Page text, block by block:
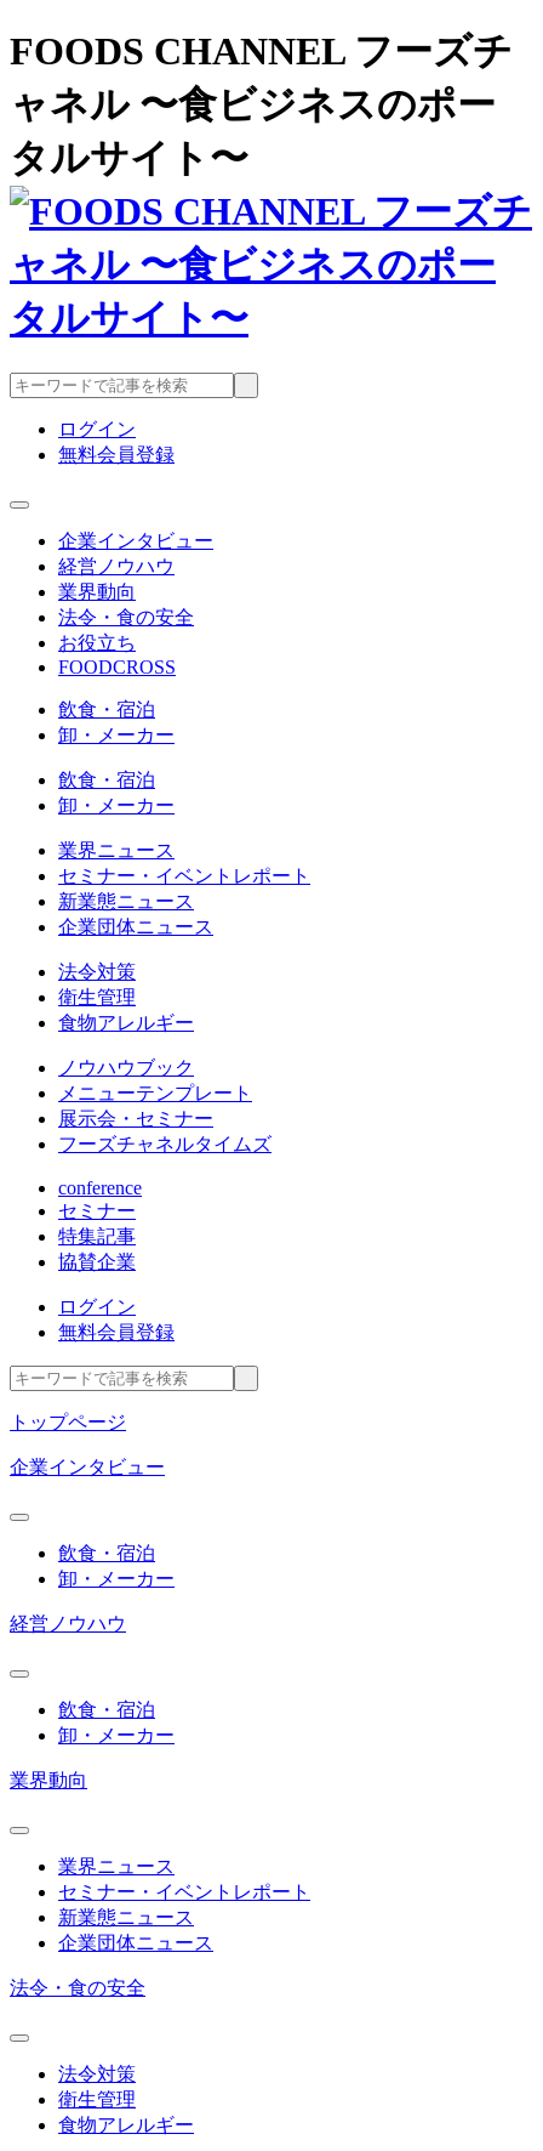
FOODS CHANNEL フーズチ
ャネル 〜食ビジネスのポー
タルサイト〜
ログイン
無料会員登録
企業インタビュー
経営ノウハウ
業界動向
法令・食の安全
お役立ち
FOODCROSS
飲食・宿泊
卸・メーカー
飲食・宿泊
卸・メーカー
業界ニュース
セミナー・イベントレポート
新業態ニュース
企業団体ニュース
法令対策
衛生管理
食物アレルギー
ノウハウブック
メニューテンプレート
展示会・セミナー
フーズチャネルタイムズ
conference
セミナー
特集記事
協賛企業
ログイン
無料会員登録
トップページ
企業インタビュー
飲食・宿泊
卸・メーカー
経営ノウハウ
飲食・宿泊
卸・メーカー
業界動向
業界ニュース
セミナー・イベントレポート
新業態ニュース
企業団体ニュース
法令・食の安全
法令対策
衛生管理
食物アレルギー